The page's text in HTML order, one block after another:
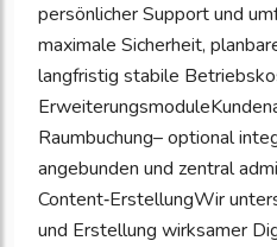
persönlicher Support und
maximale Sicherheit,
langfristig stabile
Raumbuchung– optional
angebunden und zentral
Content‑ErstellungWir
und Erstellung wirksamer